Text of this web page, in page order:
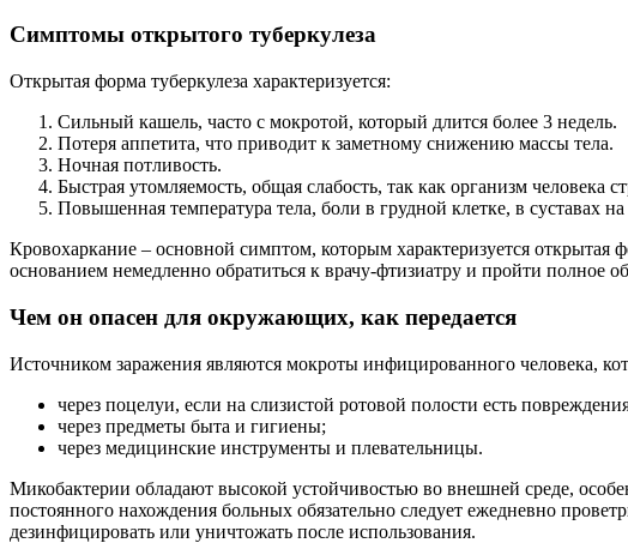
Симптомы открытого туберкулеза
Открытая форма туберкулеза характеризуется:
Сильный кашель, часто с мокротой, который длится более 3 недель.
Потеря аппетита, что приводит к заметному снижению массы тела.
Ночная потливость.
Быстрая утомляемость, общая слабость, так как организм человека
Повышенная температура тела, боли в грудной клетке, в суставах
Кровохаркание – основной симптом, которым характеризуется
основанием немедленно обратиться к врачу-фтизиатру и пройти полное
Чем он опасен для окружающих, как передается
Источником заражения являются мокроты инфицированного человека,
через поцелуи, если на слизистой ротовой полости есть
через предметы быта и гигиены;
через медицинские инструменты и плевательницы.
Микобактерии обладают высокой устойчивостью во внешней среде,
постоянного нахождения больных обязательно следует ежедневно
дезинфицировать или уничтожать после использования.